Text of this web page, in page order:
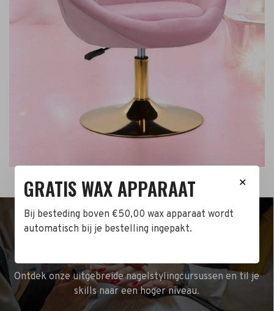
Ontdek onze uitgebreide nagelstylingcursussen en til je
skills naar een hoger niveau.
✕
GRATIS WAX APPARAAT
Bij besteding boven €50,00 wax apparaat wordt
automatisch bij je bestelling ingepakt.